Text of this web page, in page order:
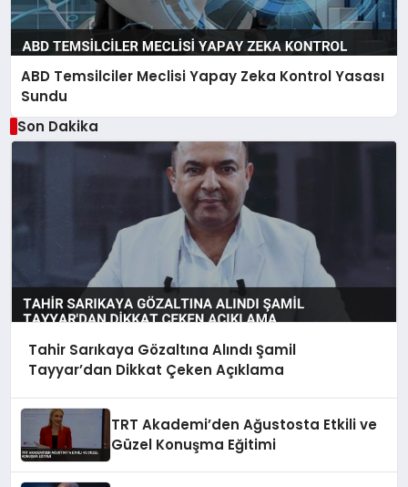
ABD Temsilciler Meclisi Yapay Zeka Kontrol Yasası
Sundu
Son Dakika
Tahir Sarıkaya Gözaltına Alındı Şamil
Tayyar’dan Dikkat Çeken Açıklama
TRT Akademi’den Ağustosta Etkili ve
Güzel Konuşma Eğitimi